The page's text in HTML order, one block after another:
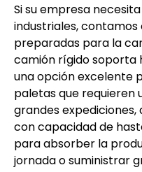
Si su empresa
industriales,
preparadas para la
camión rígido soporta
una opción excelente
paletas que requieren
grandes
con capacidad de
para absorber la
jornada o suministrar